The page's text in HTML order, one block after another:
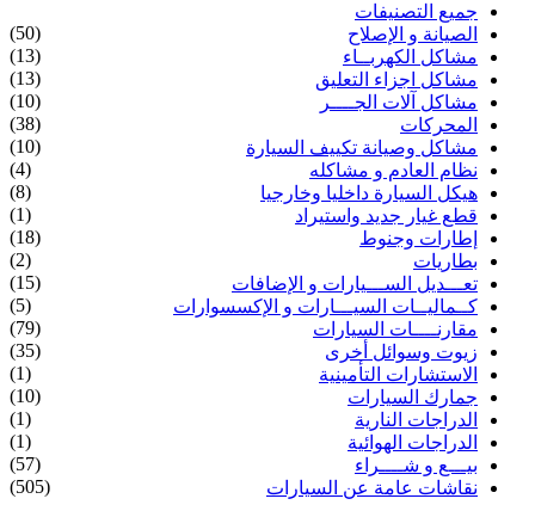
جميع التصنيفات
الصيانة و الإصلاح
(50)
مشاكل الكهربــاء
(13)
مشاكل اجزاء التعليق
(13)
مشاكل آلات الجــــر
(10)
المحركات
(38)
مشاكل وصيانة تكييف السيارة
(10)
نظام العادم و مشاكله
(4)
هيكل السيارة داخليا وخارجيا
(8)
قطع غيار جديد واستيراد
(1)
إطارات وجنوط
(18)
بطاريات
(2)
تعـــديل الســـيارات و الإضافات
(15)
كــماليــات السيـــارات و الإكسسوارات
(5)
مقارنــــات السيارات
(79)
زيوت وسوائل أخرى
(35)
الاستشارات التأمينية
(1)
جمارك السيارات
(10)
الدراجات النارية
(1)
الدراجات الهوائية
(1)
بيـــع و شــــراء
(57)
نقاشات عامة عن السيارات
(505)